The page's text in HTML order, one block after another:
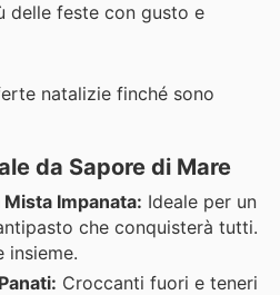
delle feste con gusto e
natalizie finché sono
da Sapore di Mare
Impanata: Ideale per un
che conquisterà tutti.
insieme.
Croccanti fuori e teneri